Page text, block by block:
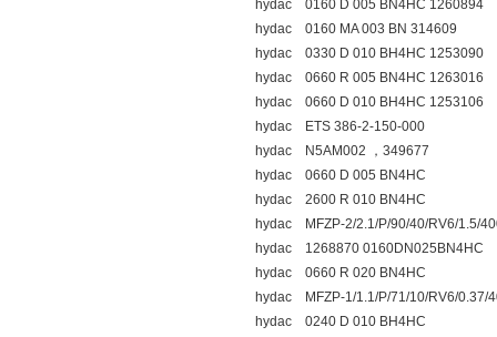
hydac 0160 D 005 BN4HC 1260894
hydac 0160 MA 003 BN 314609
hydac 0330 D 010 BH4HC 1253090
hydac 0660 R 005 BN4HC 1263016
hydac 0660 D 010 BH4HC 1253106
hydac ETS 386-2-150-000
hydac N5AM002 ，349677
hydac 0660 D 005 BN4HC
hydac 2600 R 010 BN4HC
hydac MFZP-2/2.1/P/90/40/RV6/1.5/
hydac 1268870 0160DN025BN4HC
hydac 0660 R 020 BN4HC
hydac MFZP-1/1.1/P/71/10/RV6/0.37/
hydac 0240 D 010 BH4HC